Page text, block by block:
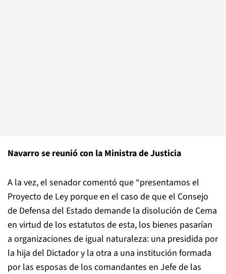
Navarro se reunió con la Ministra de Justicia
A la vez, el senador comentó que “presentamos el
Proyecto de Ley porque en el caso de que el Consejo
de Defensa del Estado demande la disolución de Cema
en virtud de los estatutos de esta, los bienes pasarían
a organizaciones de igual naturaleza: una presidida por
la hija del Dictador y la otra a una institución formada
por las esposas de los comandantes en Jefe de las